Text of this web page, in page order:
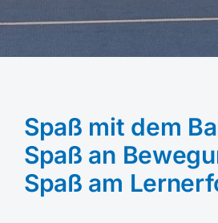
Spaß mit dem
Spaß an
Spaß am